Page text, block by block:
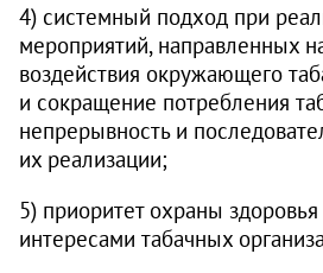
4) системный подход при
мероприятий, направленных
воздействия окружающего
и сокращение потребления
непрерывность и
их реализации;
5) приоритет охраны
интересами табачных